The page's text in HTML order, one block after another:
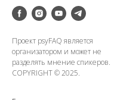
Проект psyFAQ является
организатором и может не
разделять мнение спикеров.
COPYRIGHT © 2025.